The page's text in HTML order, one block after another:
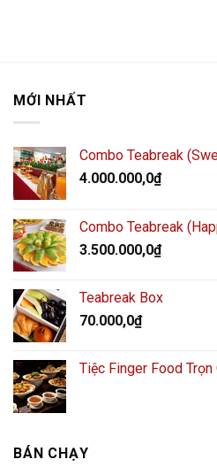
MỚI NHẤT
Combo Teabreak
4.000.000,0₫
Combo Teabreak
3.500.000,0₫
Teabreak Box
70.000,0₫
Tiệc Finger Food Trọn
BÁN CHẠY